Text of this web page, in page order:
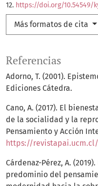
12. https://doi.org/10.54549/
Más formatos de cita
Referencias
Adorno, T. (2001).
Ediciones Cátedra.
Cano, A. (2017). El
de la socialidad y la
Pensamiento y Acción
https://
Cárdenaz-Pérez, A.
predominio del